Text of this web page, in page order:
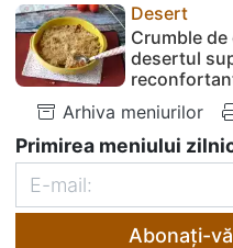
Desert
Crumble de
desertul
Arhiva meniurilor
Primirea meniului
Abonați-vă